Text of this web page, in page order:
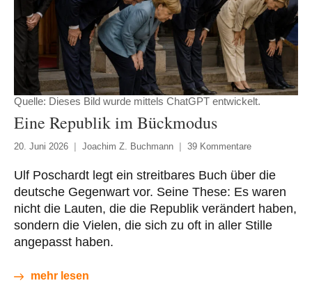
Quelle: Dieses Bild wurde mittels ChatGPT entwickelt.
Eine Republik im Bückmodus
20. Juni 2026 Joachim Z. Buchmann 39 Kommentare
Ulf Poschardt legt ein streitbares Buch über die
deutsche Gegenwart vor. Seine These: Es waren
nicht die Lauten, die die Republik verändert haben,
sondern die Vielen, die sich zu oft in aller Stille
angepasst haben.
mehr lesen